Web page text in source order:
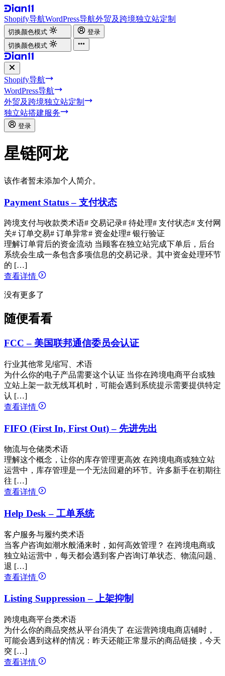
Shopify导航WordPress导航外贸及跨境独立站定制
切换颜色模式
登录
切换颜色模式
Shopify导航
WordPress导航
外贸及跨境独立站定制
独立站搭建服务
登录
星链阿龙
该作者暂未添加个人简介。
Payment Status – 支付状态
跨境支付与收款类术语# 交易记录# 待处理# 支付状态# 支付网
关# 订单交易# 订单异常# 资金处理# 银行验证
理解订单背后的资金流动 当顾客在独立站完成下单后，后台
系统会生成一条包含多项信息的交易记录。其中资金处理环节
的 […]
查看详情
没有更多了
随便看看
FCC – 美国联邦通信委员会认证
行业其他常见缩写、术语
为什么你的电子产品需要这个认证 当你在跨境电商平台或独
立站上架一款无线耳机时，可能会遇到系统提示需要提供特定
认 […]
查看详情
FIFO (First In, First Out) – 先进先出
物流与仓储类术语
理解这个概念，让你的库存管理更高效 在跨境电商或独立站
运营中，库存管理是一个无法回避的环节。许多新手在初期往
往 […]
查看详情
Help Desk – 工单系统
客户服务与履约类术语
当客户咨询如潮水般涌来时，如何高效管理？ 在跨境电商或
独立站运营中，每天都会遇到客户咨询订单状态、物流问题、
退 […]
查看详情
Listing Suppression – 上架抑制
跨境电商平台类术语
为什么你的商品突然从平台消失了 在运营跨境电商店铺时，
可能会遇到这样的情况：昨天还能正常显示的商品链接，今天
突 […]
查看详情